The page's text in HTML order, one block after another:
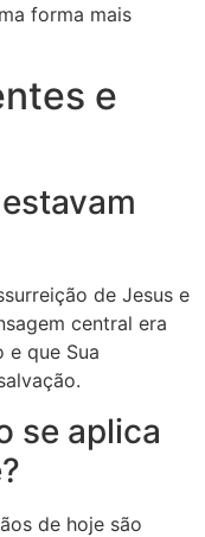
forma mais
e
de Jesus e
central era
e que Sua
se aplica
de hoje são